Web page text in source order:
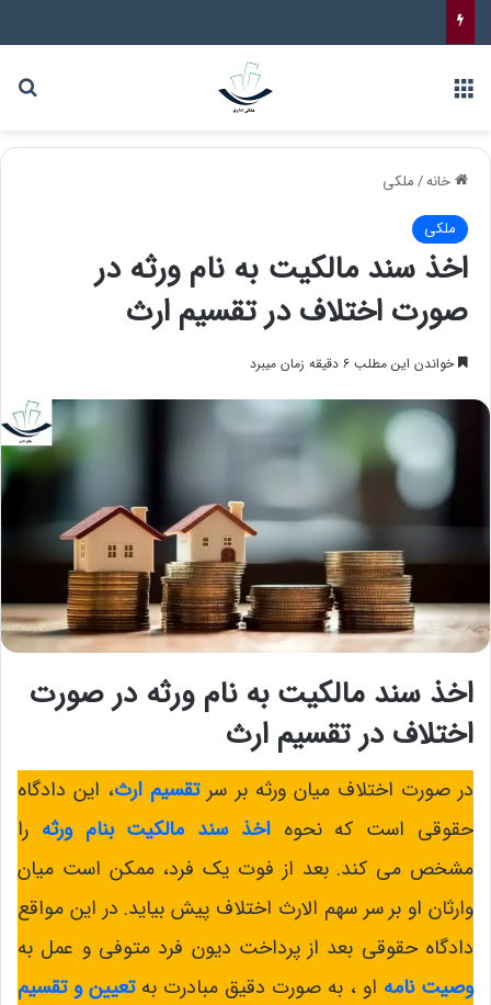
خانه/ملکی
ملکی
اخذ سند مالکیت به نام ورثه در
صورت اختلاف در تقسیم ارث
خواندن این مطلب ۶ دقیقه زمان میبرد
اخذ سند مالکیت به نام ورثه در صورت
اختلاف در تقسیم ارث
در صورت اختلاف میان ورثه بر سرتقسیم ارث، این دادگاه
حقوقی است که نحوهاخذ سند مالکیت بنام ورثه را
مشخص می کند. بعد از فوت یک فرد، ممکن است میان
وارثان او بر سر سهم الارث اختلاف پیش بیاید. در این مواقع
دادگاه حقوقی بعد از پرداخت دیون فرد متوفی و عمل به
وصیت نامه او ، به صورت دقیق مبادرت بهتعیین و تقسیم